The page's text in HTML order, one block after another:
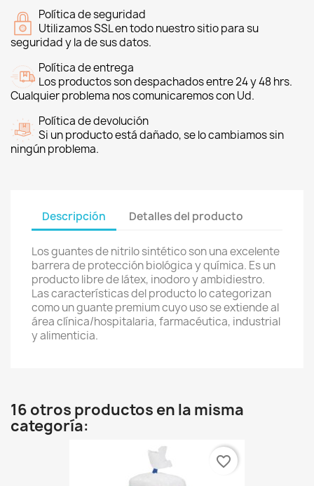
Política de seguridad
Utilizamos SSL en todo nuestro sitio para su
seguridad y la de sus datos.
Política de entrega
Los productos son despachados entre 24 y 48 hrs.
Cualquier problema nos comunicaremos con Ud.
Política de devolución
Si un producto está dañado, se lo cambiamos sin
ningún problema.
Descripción Detalles del producto
Los guantes de nitrilo sintético son una excelente
barrera de protección biológica y química. Es un
producto libre de látex, inodoro y ambidiestro.
Las características del producto lo categorizan
como un guante premium cuyo uso se extiende al
área clínica/hospitalaria, farmacéutica, industrial
y alimenticia.
16 otros productos en la misma
categoría:
favorite_border